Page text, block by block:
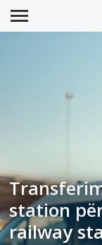
station
railway